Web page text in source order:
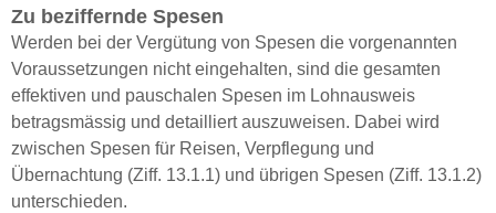
Zu beziffernde Spesen
Werden bei der Vergütung von Spesen die vorgenannten
Voraussetzungen nicht eingehalten, sind die gesamten
effektiven und pauschalen Spesen im Lohnausweis
betragsmässig und detailliert auszuweisen. Dabei wird
zwischen Spesen für Reisen, Verpflegung und
Übernachtung (Ziff. 13.1.1) und übrigen Spesen (Ziff. 13.1.2)
unterschieden.